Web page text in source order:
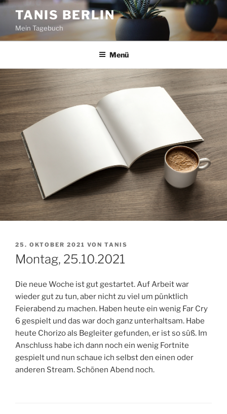
Zum
Inhalt
springen
TANIS BERLIN
Mein Tagebuch
Menü
VERÖFFENTLICHT
AM
25. OKTOBER 2021 VON TANIS
Montag, 25.10.2021
Die neue Woche ist gut gestartet. Auf Arbeit war
wieder gut zu tun, aber nicht zu viel um pünktlich
Feierabend zu machen. Haben heute ein wenig Far Cry
6 gespielt und das war doch ganz unterhaltsam. Habe
heute Chorizo als Begleiter gefunden, er ist so süß. Im
Anschluss habe ich dann noch ein wenig Fortnite
gespielt und nun schaue ich selbst den einen oder
anderen Stream. Schönen Abend noch.